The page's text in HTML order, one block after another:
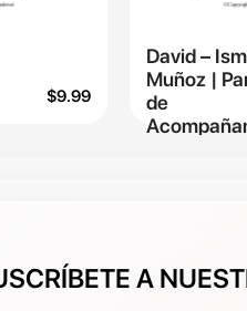
$9.99
David –
Muñoz |
de
A